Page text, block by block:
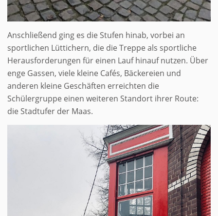
Anschließend ging es die Stufen hinab, vorbei an
sportlichen Lüttichern, die die Treppe als sportliche
Herausforderungen für einen Lauf hinauf nutzen. Über
enge Gassen, viele kleine Cafés, Bäckereien und
anderen kleine Geschäften erreichten die
Schülergruppe einen weiteren Standort ihrer Route:
die Stadtufer der Maas.